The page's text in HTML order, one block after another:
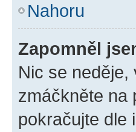
Nahoru
Zapomněl
Nic se
zmáčkněte
pokračujte dle